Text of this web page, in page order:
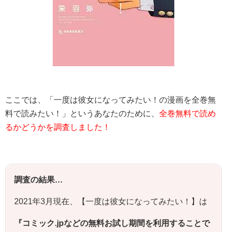
ここでは、「一度は彼女になってみたい！の漫画を全巻無
料で読みたい！」というあなたのために、 全巻無料で読め
るかどうかを調査しました！
調査の結果…
2021年3月現在、【一度は彼女になってみたい！】は
『コミック.jpなどの無料お試し期間を利用することで